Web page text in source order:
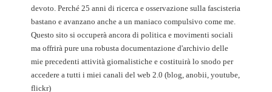
devoto. Perché 25 anni di ricerca e osservazione sulla fascisteria
bastano e avanzano anche a un maniaco compulsivo come me.
Questo sito si occuperà ancora di politica e movimenti sociali
ma offrirà pure una robusta documentazione d'archivio delle
mie precedenti attività giornalistiche e costituirà lo snodo per
accedere a tutti i miei canali del web 2.0 (blog, anobii, youtube,
flickr)